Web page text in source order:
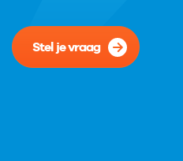
Stel je vraag